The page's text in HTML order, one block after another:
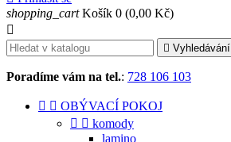
shopping_cart Košík 0 (0,00 Kč)

 Vyhledávání
Poradíme vám na tel.: 728 106 103
  OBÝVACÍ POKOJ
  komody
lamino